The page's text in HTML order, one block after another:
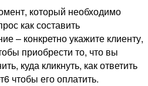
который необходимо
как составить
– конкретно укажите клиенту,
приобрести то, что вы
куда кликнуть, как ответить
чтобы его оплатить.